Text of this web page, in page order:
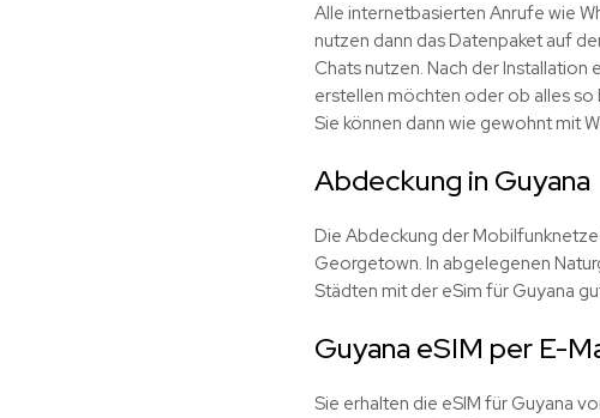
Alle internetbasierten Anrufe wie
nutzen dann das Datenpaket auf
Chats nutzen. Nach der
erstellen möchten oder ob alles so
Sie können dann wie gewohnt mit
Abdeckung in Guyana
Die Abdeckung der
Georgetown. In abgelegenen
Städten mit der eSim für Guyana
Guyana eSIM per E-
Sie erhalten die eSIM für Guyana